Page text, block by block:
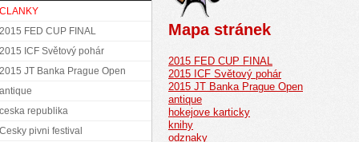
Mapa stránek
2015 FED CUP FINAL
2015 ICF Světový pohár
2015 JT Banka Prague Open
antique
hokejove karticky
knihy
odznaky
CLANKY
2015 FED CUP FINAL
2015 ICF Světový pohár
2015 JT Banka Prague Open
antique
ceska republika
Cesky pivni festival